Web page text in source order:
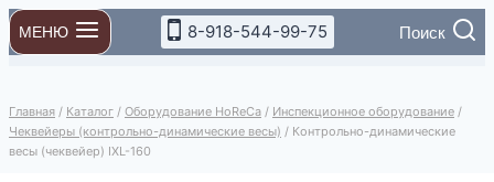
Перейти
к
содержимому
МЕНЮ 8-918-544-99-75 Поиск
Главная / Каталог / Оборудование HoReCa / Инспекционное оборудование /
Чеквейеры (контрольно-динамические весы) / Контрольно-динамические
весы (чеквейер) IXL-160